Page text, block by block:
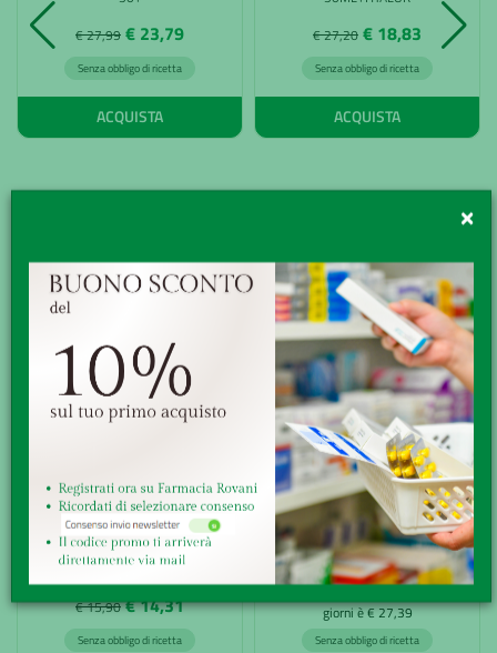
€ 27,99 € 23,79
Senza obbligo di ricetta
ACQUISTA
€ 27,20 € 18,83
Senza obbligo di ricetta
ACQUISTA
Promo BruciaGrassi
Scopri di più
ARKOCPS ANANAS GAMBO 45CPS
€ 15,90 € 14,31
Senza obbligo di ricetta
- 15%
ARKOFLUIDI CARCIOFO+ALOE V
20F
€ 24,90 € 21,17
*Il prezzo più basso degli ultimo 30
giorni è € 27,39
Senza obbligo di ricetta
×